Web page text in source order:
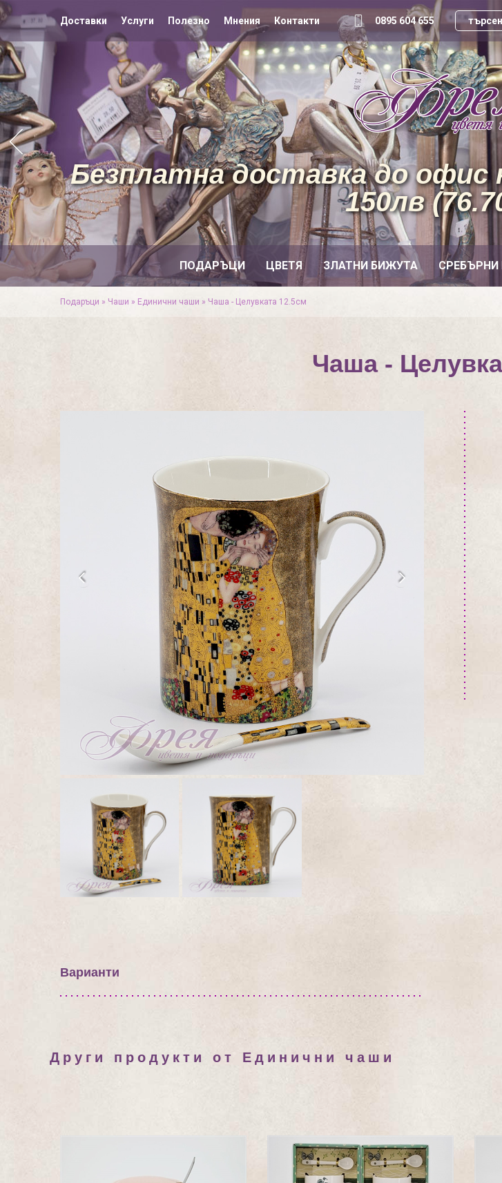
Доставки Услуги Полезно Мнения Контакти 0895 604 655
ПОДАРЪЦИ ЦВЕТЯ ЗЛАТНИ БИЖУТА
Безплатна доставка до офис
150лв
Подаръци » Чаши » Единични чаши » Чаша - Целувката 12.5см
Чаша -
Варианти
Други продукти от Единични чаши